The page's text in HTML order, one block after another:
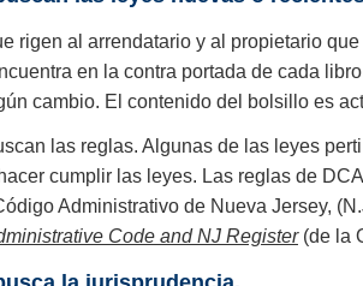
rigen al arrendatario y al propietario
en la contra portada de cada
cambio. El contenido del bolsillo es
las reglas. Algunas de las leyes
cumplir las leyes. Las reglas de
Administrativo de Nueva Jersey,
Code and NJ Register(de la